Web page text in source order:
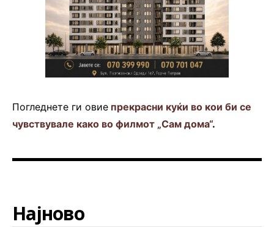
Погледнете ги овие прекрасни куќи во кои би се
чувствувале како во филмот „Сам дома“.
Најново